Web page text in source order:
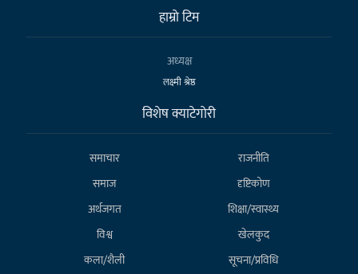
हाम्राे टिम
अध्यक्ष
लक्ष्मी श्रेष्ठ
विशेष क्याटेगाेरी
समाचार
राजनीति
समाज
दृष्टिकोण
अर्थजगत
शिक्षा/स्वास्थ्य
विश्व
खेलकुद
कला/शैली
सूचना/प्रविधि